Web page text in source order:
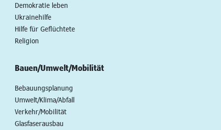
Demokratie leben
Ukrainehilfe
Hilfe für Geflüchtete
Religion
Bauen/Umwelt/Mobilität
Bebauungsplanung
Umwelt/Klima/Abfall
Verkehr/Mobilität
Glasfaserausbau